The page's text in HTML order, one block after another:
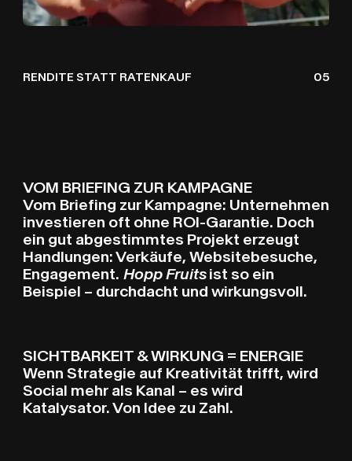
RENDITE STATT RATENKAUF 05
VOM BRIEFING ZUR KAMPAGNE
Vom Briefing zur Kampagne: Unternehmen
investieren oft ohne ROI-Garantie. Doch
ein gut abgestimmtes Projekt erzeugt
Handlungen: Verkäufe, Websitebesuche,
Engagement. Hopp Fruitsist so ein
Beispiel – durchdacht und wirkungsvoll.
SICHTBARKEIT & WIRKUNG = ENERGIE
Wenn Strategie auf Kreativität trifft, wird
Social mehr als Kanal – es wird
Katalysator. Von Idee zu Zahl.